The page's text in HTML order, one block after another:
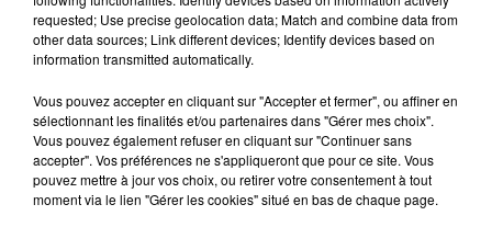
requested; Use precise geolocation data; Match and combine data from
other data sources; Link different devices; Identify devices based on
information transmitted automatically.
Vous pouvez accepter en cliquant sur "Accepter et fermer", ou affiner en
sélectionnant les finalités et/ou partenaires dans "Gérer mes choix".
Vous pouvez également refuser en cliquant sur "Continuer sans
accepter". Vos préférences ne s'appliqueront que pour ce site. Vous
pouvez mettre à jour vos choix, ou retirer votre consentement à tout
moment via le lien "Gérer les cookies" situé en bas de chaque page.